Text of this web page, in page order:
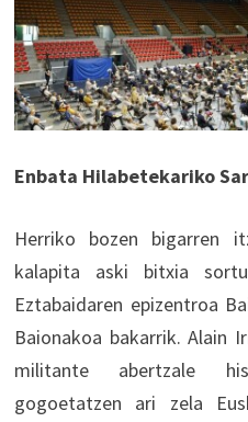
Enbata Hilabetekariko
Herriko bozen bigarren
kalapita aski bitxia
Eztabaidaren epizentroa
Baionakoa bakarrik. Alain
militante abertzale
gogoetatzen ari zela